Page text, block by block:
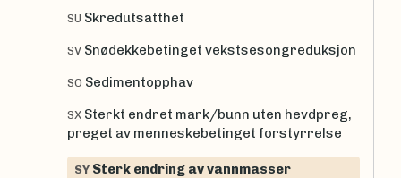
SU Skredutsatthet
SV Snødekkebetinget vekstsesongreduksjon
SO Sedimentopphav
SX Sterkt endret mark/bunn uten hevdpreg,
preget av menneskebetinget forstyrrelse
SY Sterk endring av vannmasser